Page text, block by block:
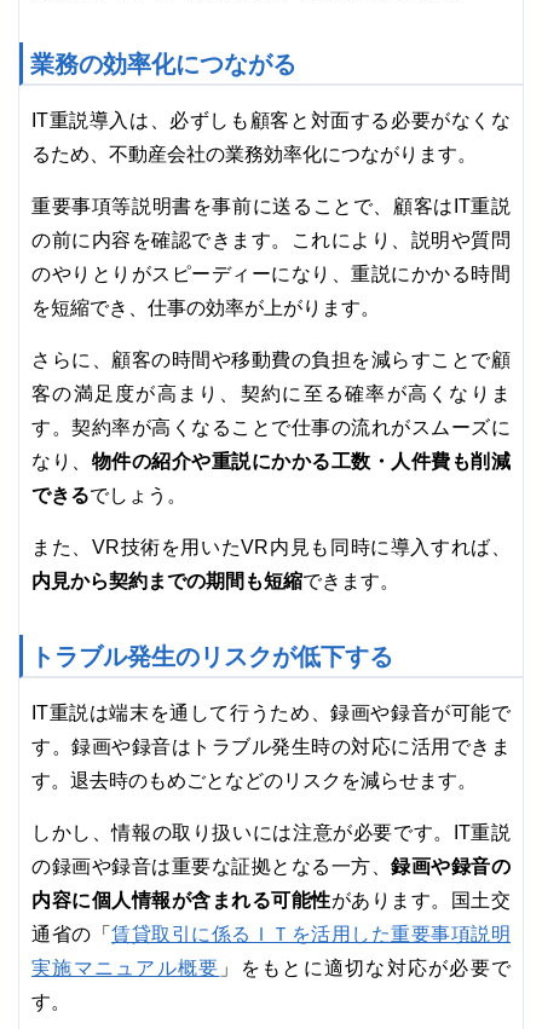
業務の効率化につながる
IT重説導入は、必ずしも顧客と対面する必要がなくな
るため、不動産会社の業務効率化につながります。
重要事項等説明書を事前に送ることで、顧客はIT重説
の前に内容を確認できます。これにより、説明や質問
のやりとりがスピーディーになり、重説にかかる時間
を短縮でき、仕事の効率が上がります。
さらに、顧客の時間や移動費の負担を減らすことで顧
客の満足度が高まり、契約に至る確率が高くなりま
す。契約率が高くなることで仕事の流れがスムーズに
なり、 物件の紹介や重説にかかる工数・人件費も削減
できるでしょう。
また、VR技術を用いたVR内見も同時に導入すれば、
内見から契約までの期間も短縮できます。
トラブル発生のリスクが低下する
IT重説は端末を通して行うため、録画や録音が可能で
す。録画や録音はトラブル発生時の対応に活用できま
す。退去時のもめごとなどのリスクを減らせます。
しかし、情報の取り扱いには注意が必要です。IT重説
の録画や録音は重要な証拠となる一方、録画や録音の
内容に個人情報が含まれる可能性があります。国土交
通省の「賃貸取引に係るＩＴを活用した重要事項説明
実施マニュアル概要 」をもとに適切な対応が必要で
す。